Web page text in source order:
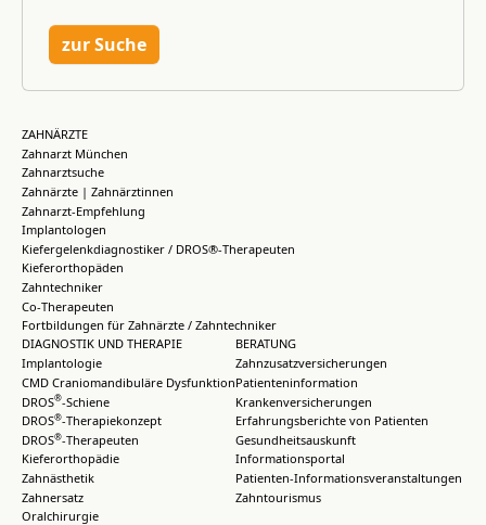
zur Suche
ZAHNÄRZTE
Zahnarzt München
Zahnarztsuche
Zahnärzte | Zahnärztinnen
Zahnarzt-Empfehlung
Implantologen
Kiefergelenkdiagnostiker / DROS®-Therapeuten
Kieferorthopäden
Zahntechniker
Co-Therapeuten
Fortbildungen für Zahnärzte / Zahntechniker
DIAGNOSTIK UND THERAPIE
Implantologie
CMD Craniomandibuläre Dysfunktion
DROS®-Schiene
DROS®-Therapiekonzept
DROS®-Therapeuten
Kieferorthopädie
Zahnästhetik
Zahnersatz
Oralchirurgie
BERATUNG
Zahnzusatzversicherungen
Patienteninformation
Krankenversicherungen
Erfahrungsberichte von Patienten
Gesundheitsauskunft
Informationsportal
Patienten-Informationsveranstaltungen
Zahntourismus